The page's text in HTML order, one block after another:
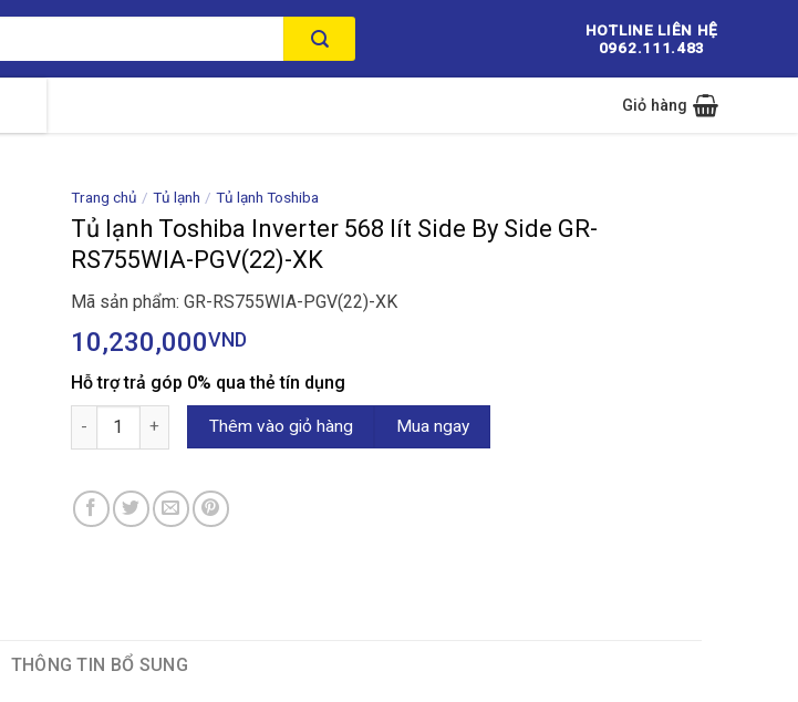
HOTLINE LIÊN HỆ
0962.111.483
Giỏ hàng
Trang chủ / Tủ lạnh / Tủ lạnh Toshiba
Tủ lạnh Toshiba Inverter 568 lít Side By Side GR-
RS755WIA-PGV(22)-XK
Mã sản phẩm: GR-RS755WIA-PGV(22)-XK
10,230,000VND
Hỗ trợ trả góp 0% qua thẻ tín dụng
Tủ lạnh Toshiba Inverter 568 lít Side By Side GR-RS755WIA-PGV(22)-XK số lượng
Thêm vào giỏ hàng Mua ngay
THÔNG TIN BỔ SUNG